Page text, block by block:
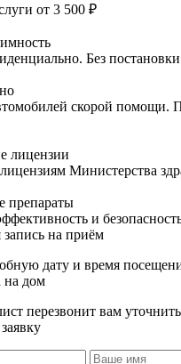
от 3 500 ₽
Без
скорой помощи.
лицензии
Министерства
препараты
и
на приём
дату и время
на дом
перезвонит вам